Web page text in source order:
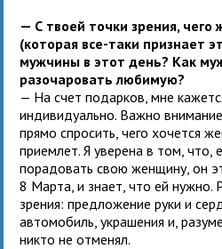
— С твоей точки зрения,
(которая все-таки признает
мужчины в этот день? Как
разочаровать любимую?
— На счет подарков, мне
индивидуально. Важно внимание
прямо спросить, чего хочется
приемлет. Я уверена в том, что,
порадовать свою женщину, он
8 Марта, и знает, что ей нужно.
зрения: предложение руки и
автомобиль, украшения и,
никто не отменял.